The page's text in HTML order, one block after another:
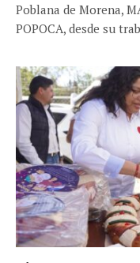
Poblana de Morena,
POPOCA, desde su